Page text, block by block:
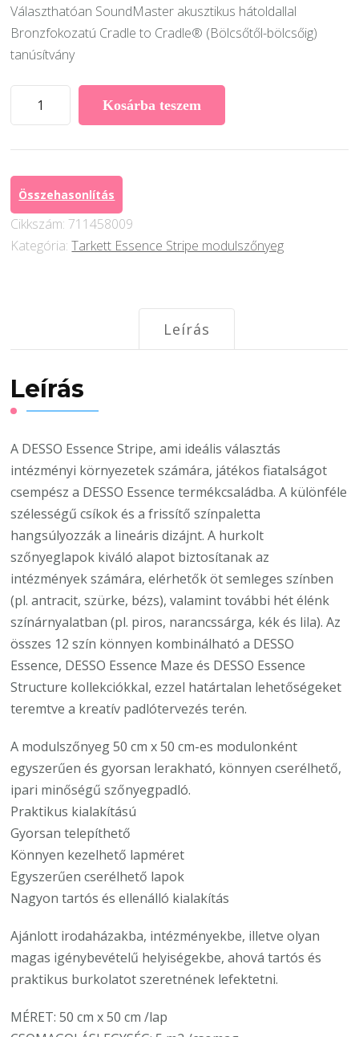
Választhatóan SoundMaster akusztikus hátoldallal
Bronzfokozatú Cradle to Cradle® (Bölcsőtől-bölcsőig)
tanúsítvány
8522
mennyiség
Kosárba teszem
Összehasonlítás
Cikkszám: 711458009
Kategória:Tarkett Essence Stripe modulszőnyeg
Leírás
Leírás
A DESSO Essence Stripe, ami ideális választás
intézményi környezetek számára, játékos fiatalságot
csempész a DESSO Essence termékcsaládba. A különféle
szélességű csíkok és a frissítő színpaletta
hangsúlyozzák a lineáris dizájnt. A hurkolt
szőnyeglapok kiváló alapot biztosítanak az
intézmények számára, elérhetők öt semleges színben
(pl. antracit, szürke, bézs), valamint további hét élénk
színárnyalatban (pl. piros, narancssárga, kék és lila). Az
összes 12 szín könnyen kombinálható a DESSO
Essence, DESSO Essence Maze és DESSO Essence
Structure kollekciókkal, ezzel határtalan lehetőségeket
teremtve a kreatív padlótervezés terén.
A modulszőnyeg 50 cm x 50 cm-es modulonként
egyszerűen és gyorsan lerakható, könnyen cserélhető,
ipari minőségű szőnyegpadló.
Praktikus kialakítású
Gyorsan telepíthető
Könnyen kezelhető lapméret
Egyszerűen cserélhető lapok
Nagyon tartós és ellenálló kialakítás
Ajánlott irodaházakba, intézményekbe, illetve olyan
magas igénybevételű helyiségekbe, ahová tartós és
praktikus burkolatot szeretnének lefektetni.
MÉRET: 50 cm x 50 cm /lap